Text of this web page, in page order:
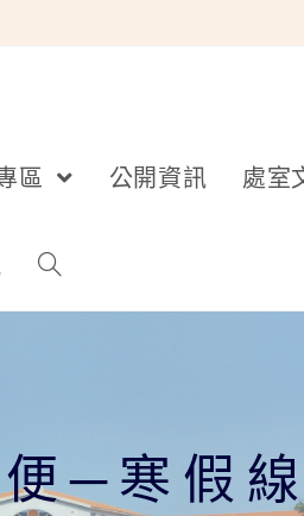
區 公開資訊 處室
─寒假